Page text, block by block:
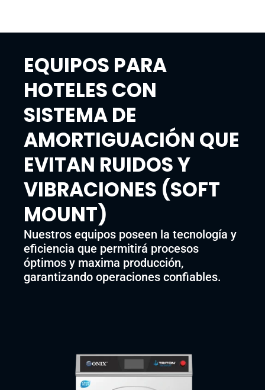
EQUIPOS PARA
HOTELES CON
SISTEMA DE
AMORTIGUACIÓN QUE
EVITAN RUIDOS Y
VIBRACIONES (SOFT
MOUNT)
Nuestros equipos poseen la tecnología y
eficiencia que permitirá procesos
óptimos y maxima producción,
garantizando operaciones confiables.